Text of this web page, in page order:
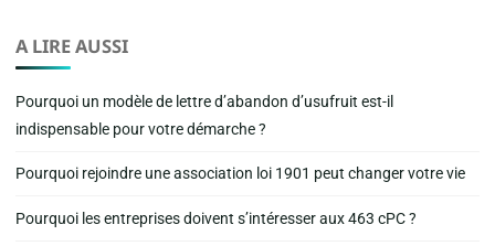
A LIRE AUSSI
Pourquoi un modèle de lettre d’abandon d’usufruit est-il
indispensable pour votre démarche ?
Pourquoi rejoindre une association loi 1901 peut changer votre vie
Pourquoi les entreprises doivent s’intéresser aux 463 cPC ?